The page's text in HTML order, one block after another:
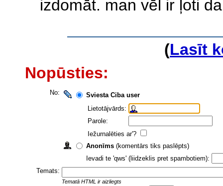
izdomāt. man vēl ir ļoti
(Lasīt
Nopūsties:
No:
Sviesta Ciba user
Lietotājvārds:
Parole:
Iežurnalēties ar'?
Anonīms (komentārs tiks paslēpts)
Ievadi te 'qws' (liidzeklis pret spambotiem):
Temats:
Tematā HTML ir aizliegts